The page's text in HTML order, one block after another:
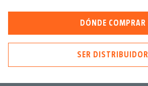
DÓNDE COMPRAR
SER DISTRIBUIDOR